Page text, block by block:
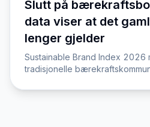
Slutt på
data viser at det
lenger gjelder
Sustainable Brand Index 2026
tradisjonelle
merkevarer må navigere i et